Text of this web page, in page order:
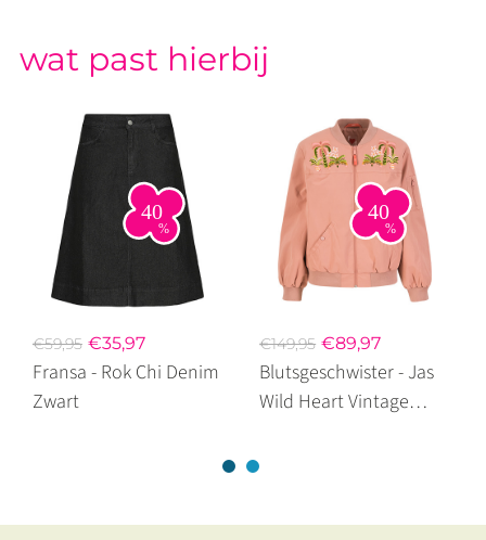
wat past hierbij
€59,95 €35,97
Fransa - Rok Chi Denim
Zwart
€149,95 €89,97
Blutsgeschwister - Jas
Wild Heart Vintage